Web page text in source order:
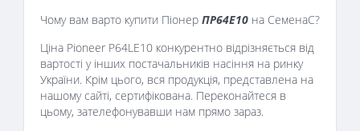
Чому вам варто купити Піонер ПР64Е10 на СеменаС?
Ціна Pioneer P64LE10 конкурентно відрізняється від
вартості у інших постачальників насіння на ринку
України. Крім цього, вся продукція, представлена ​​на
нашому сайті, сертифікована. Переконайтеся в
цьому, зателефонувавши нам прямо зараз.